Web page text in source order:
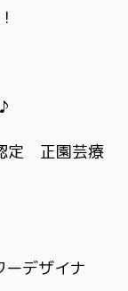
定 正園芸療
デザイナ